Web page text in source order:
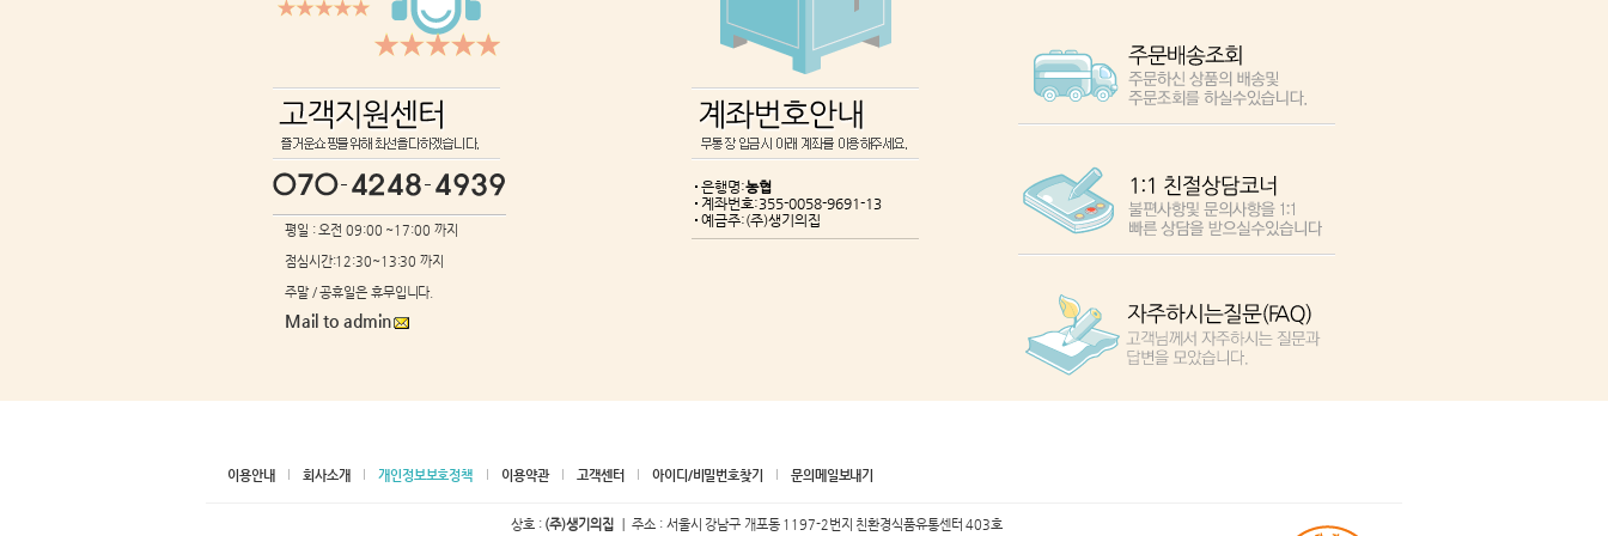
평일 : 오전 09:00 ~17:00 까지
점심시간:12:30~13:30 까지
주말 / 공휴일은 휴무입니다.
Mail to admin
은행명:농협
계좌번호:355-0058-9691-13
예금주:(주)생기의집
이용안내 회사소개 개인정보보호정책 이용약관 고객센터 아이디/비밀번호찾기 문의메일보내기
상호 : (주)생기의집｜ 주소 : 서울시 강남구 개포동 1197-2번지 친환경식품유통센터 403호